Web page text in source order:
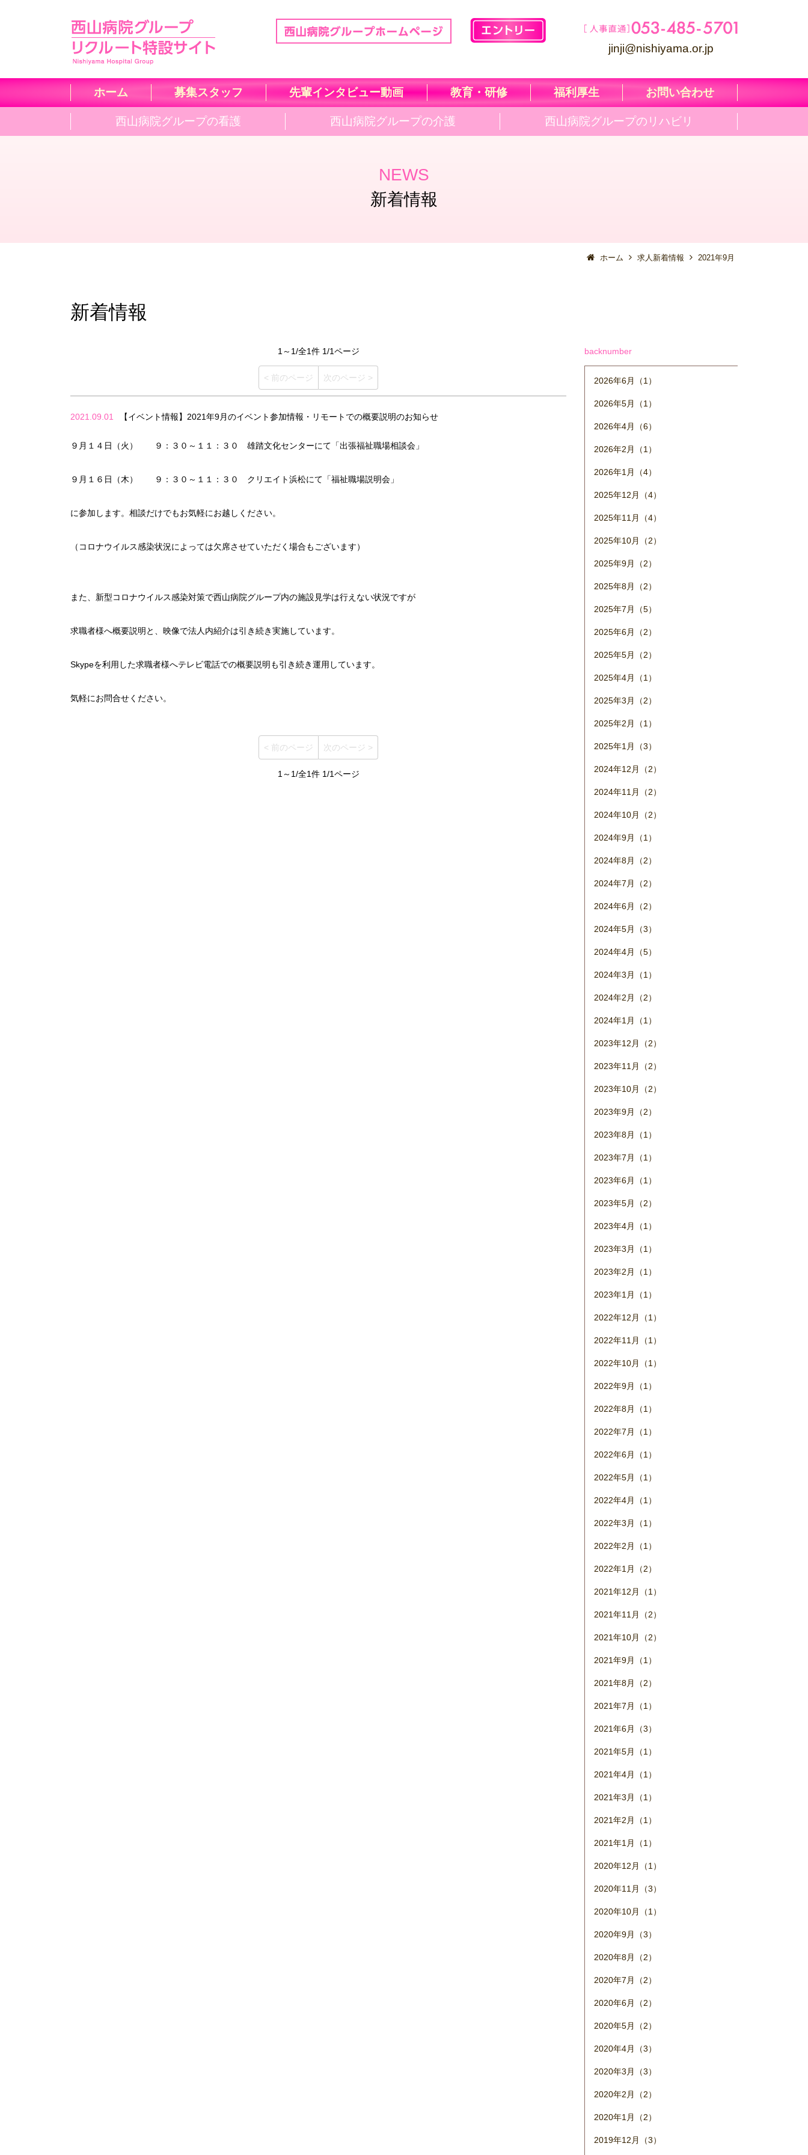
jinji@nishiyama.or.jp
ホーム 募集スタッフ 先輩インタビュー動画 教育・研修 福利厚生 お問い合わせ
西山病院グループの看護 西山病院グループの介護 西山病院グループのリハビリ
NEWS
新着情報
ホーム 求人新着情報 2021年9月
新着情報
1～1/全1件 1/1ページ
< 前のページ 次のページ >
2021.09.01 【イベント情報】2021年9月のイベント参加情報・リモートでの概要説明のお知らせ
９月１４日（火） ９：３０～１１：３０ 雄踏文化センターにて「出張福祉職場相談会」
９月１６日（木） ９：３０～１１：３０ クリエイト浜松にて「福祉職場説明会」
に参加します。相談だけでもお気軽にお越しください。
（コロナウイルス感染状況によっては欠席させていただく場合もございます）
また、新型コロナウイルス感染対策で西山病院グループ内の施設見学は行えない状況ですが
求職者様へ概要説明と、映像で法人内紹介は引き続き実施しています。
Skypeを利用した求職者様へテレビ電話での概要説明も引き続き運用しています。
気軽にお問合せください。
< 前のページ 次のページ >
1～1/全1件 1/1ページ
backnumber
2026年6月（1）
2026年5月（1）
2026年4月（6）
2026年2月（1）
2026年1月（4）
2025年12月（4）
2025年11月（4）
2025年10月（2）
2025年9月（2）
2025年8月（2）
2025年7月（5）
2025年6月（2）
2025年5月（2）
2025年4月（1）
2025年3月（2）
2025年2月（1）
2025年1月（3）
2024年12月（2）
2024年11月（2）
2024年10月（2）
2024年9月（1）
2024年8月（2）
2024年7月（2）
2024年6月（2）
2024年5月（3）
2024年4月（5）
2024年3月（1）
2024年2月（2）
2024年1月（1）
2023年12月（2）
2023年11月（2）
2023年10月（2）
2023年9月（2）
2023年8月（1）
2023年7月（1）
2023年6月（1）
2023年5月（2）
2023年4月（1）
2023年3月（1）
2023年2月（1）
2023年1月（1）
2022年12月（1）
2022年11月（1）
2022年10月（1）
2022年9月（1）
2022年8月（1）
2022年7月（1）
2022年6月（1）
2022年5月（1）
2022年4月（1）
2022年3月（1）
2022年2月（1）
2022年1月（2）
2021年12月（1）
2021年11月（2）
2021年10月（2）
2021年9月（1）
2021年8月（2）
2021年7月（1）
2021年6月（3）
2021年5月（1）
2021年4月（1）
2021年3月（1）
2021年2月（1）
2021年1月（1）
2020年12月（1）
2020年11月（3）
2020年10月（1）
2020年9月（3）
2020年8月（2）
2020年7月（2）
2020年6月（2）
2020年5月（2）
2020年4月（3）
2020年3月（3）
2020年2月（2）
2020年1月（2）
2019年12月（3）